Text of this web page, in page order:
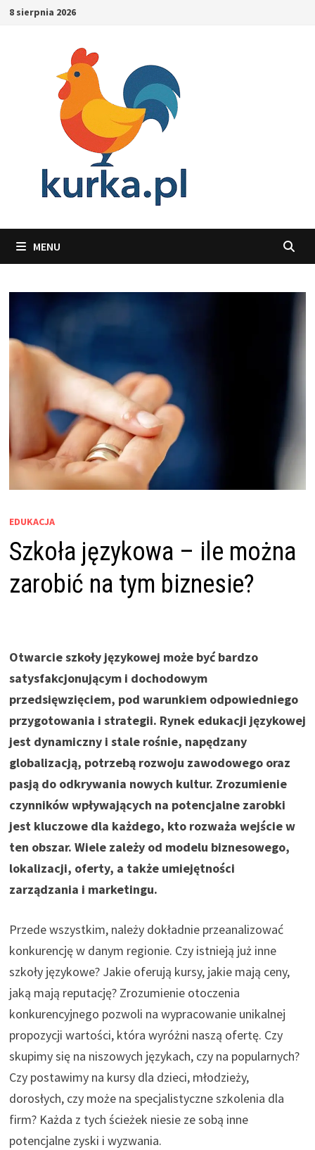
Skip8 sierpnia 2026
MENU
EDUKACJA
Szkoła językowa – ile można
zarobić na tym biznesie?
Otwarcie szkoły językowej może być bardzo
satysfakcjonującym i dochodowym
przedsięwzięciem, pod warunkiem odpowiedniego
przygotowania i strategii. Rynek edukacji językowej
jest dynamiczny i stale rośnie, napędzany
globalizacją, potrzebą rozwoju zawodowego oraz
pasją do odkrywania nowych kultur. Zrozumienie
czynników wpływających na potencjalne zarobki
jest kluczowe dla każdego, kto rozważa wejście w
ten obszar. Wiele zależy od modelu biznesowego,
lokalizacji, oferty, a także umiejętności
zarządzania i marketingu.
Przede wszystkim, należy dokładnie przeanalizować
konkurencję w danym regionie. Czy istnieją już inne
szkoły językowe? Jakie oferują kursy, jakie mają ceny,
jaką mają reputację? Zrozumienie otoczenia
konkurencyjnego pozwoli na wypracowanie unikalnej
propozycji wartości, która wyróżni naszą ofertę. Czy
skupimy się na niszowych językach, czy na popularnych?
Czy postawimy na kursy dla dzieci, młodzieży,
dorosłych, czy może na specjalistyczne szkolenia dla
firm? Każda z tych ścieżek niesie ze sobą inne
potencjalne zyski i wyzwania.